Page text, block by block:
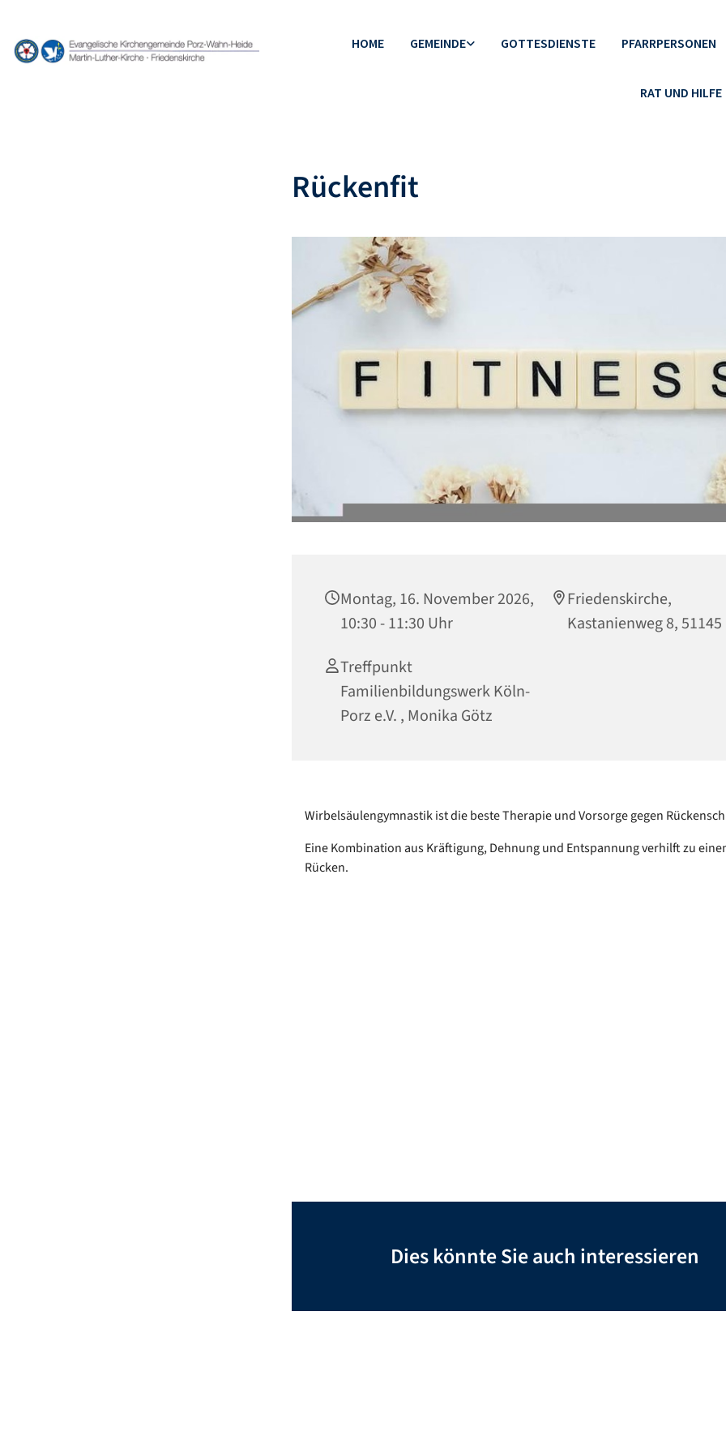
HOME GEMEINDE GOTTESDIENSTE PFARRPERSONEN
RAT UND HILFE
Rückenfit
Montag, 16. November 2026,
10:30 - 11:30 Uhr
Friedenskirche,
Kastanienweg 8,
Treffpunkt
Familienbildungswerk Köln-
Porz e.V. , Monika Götz
Wirbelsäulengymnastik ist die beste Therapie und Vorsorge gegen
Eine Kombination aus Kräftigung, Dehnung und Entspannung verhilft zu
Rücken.
Dies könnte Sie auch interessieren